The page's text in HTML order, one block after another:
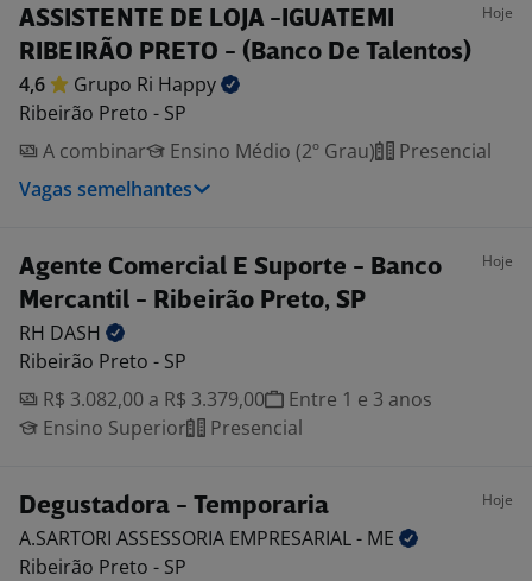
ASSISTENTE DE LOJA -IGUATEMI
RIBEIRÃO PRETO - (Banco De Talentos)
Hoje
4,6 Grupo Ri Happy
Ribeirão Preto - SP
A combinar
Ensino Médio (2º Grau)
Presencial
Vagas semelhantes
Agente Comercial E Suporte - Banco
Mercantil - Ribeirão Preto, SP
Hoje
RH DASH
Ribeirão Preto - SP
R$ 3.082,00 a R$ 3.379,00
Entre 1 e 3 anos
Ensino Superior
Presencial
Degustadora - Temporaria Hoje
A.SARTORI ASSESSORIA EMPRESARIAL - ME
Ribeirão Preto - SP